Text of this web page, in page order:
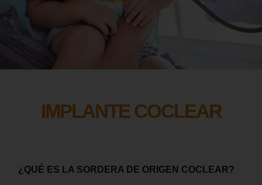
IMPLANTE COCLEAR
¿QUÉ ES LA SORDERA DE ORIGEN COCLEAR?